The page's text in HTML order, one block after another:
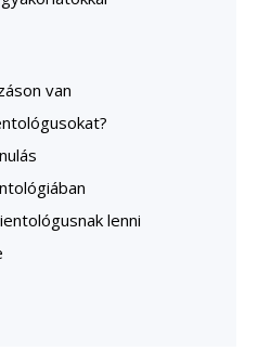
van
lenni